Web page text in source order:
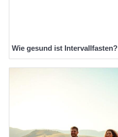
Wie gesund ist Intervallfasten?